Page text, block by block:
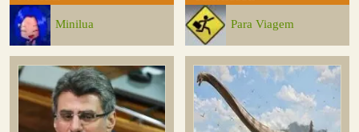
Minilua Para Viagem